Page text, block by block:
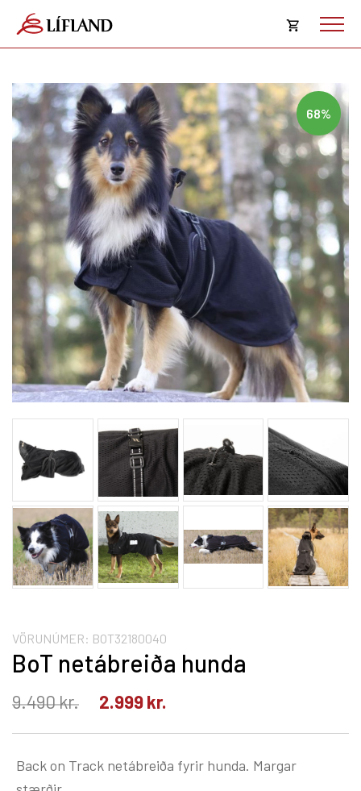
Opna
Karfan þín
Loka
Karfan er tóm.
68%
VÖRUNÚMER: BOT32180040
BoT netábreiða hunda
2.999kr.
9.490kr.
Back on Track netábreiða fyrir hunda. Margar